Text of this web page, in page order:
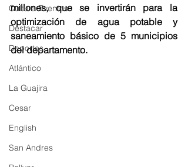
Cultura Eventos
Destacar
Deportes
Atlántico
La Guajira
Cesar
English
San Andres
millones, que se invertirán para la
optimización de agua potable y
saneamiento básico de 5 municipios
del departamento.